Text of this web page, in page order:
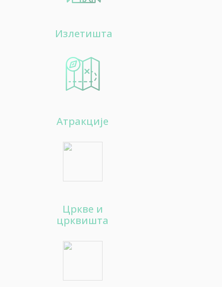
Излетишта
Aтракције
Цркве и
црквишта